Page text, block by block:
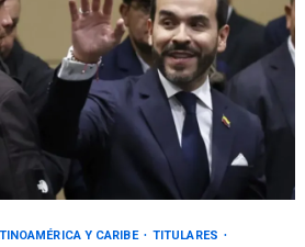
Y CARIBE
TITULARES